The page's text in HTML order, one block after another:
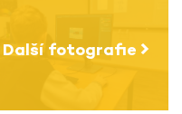
Další fotografie